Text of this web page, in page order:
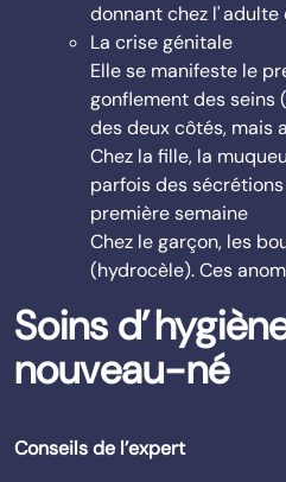
donnant chez l'
La crise génitale
Elle se manifeste le
gonflement des seins
des deux côtés, mais
Chez la fille, la
parfois des
première semaine
Chez le garçon, les
(hydrocèle). Ces
Soins d’
nouveau-né
Conseils de l’expert